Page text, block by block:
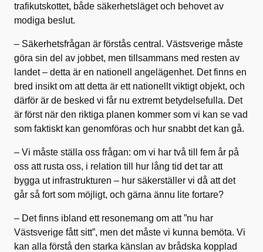
trafikutskottet, både säkerhetsläget och behovet av
modiga beslut.
– Säkerhetsfrågan är förstås central. Västsverige måste
göra sin del av jobbet, men tillsammans med resten av
landet – detta är en nationell angelägenhet. Det finns en
bred insikt om att detta är ett nationellt viktigt objekt, och
därför är de besked vi får nu extremt betydelsefulla. Det
är först när den riktiga planen kommer som vi kan se vad
som faktiskt kan genomföras och hur snabbt det kan gå.
– Vi måste ställa oss frågan: om vi har två till fem år på
oss att rusta oss, i relation till hur lång tid det tar att
bygga ut infrastrukturen – hur säkerställer vi då att det
går så fort som möjligt, och gärna ännu lite fortare?
– Det finns ibland ett resonemang om att ”nu har
Västsverige fått sitt”, men det måste vi kunna bemöta. Vi
kan alla förstå den starka känslan av brådska kopplad